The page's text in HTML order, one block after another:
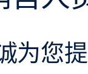
为您提